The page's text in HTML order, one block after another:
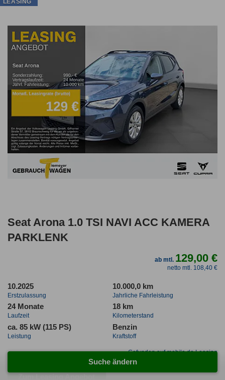
Seat Arona 1.0 TSI NAVI ACC KAMERA
PARKLENK
ab mtl. 129,00 €
netto mtl. 108,40 €
10.2025
Erstzulassung
10.000,0 km
Jahrliche Fahrleistung
24 Monate
Laufzeit
18 km
Kilometerstand
ca. 85 kW (115 PS)
Leistung
Benzin
Kraftstoff
Gefunden auf mobile.de Leasing
LEASING
Suche ändern